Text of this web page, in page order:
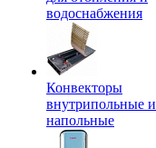
водоснабжения
Конвекторы
внутрипольные и
напольные